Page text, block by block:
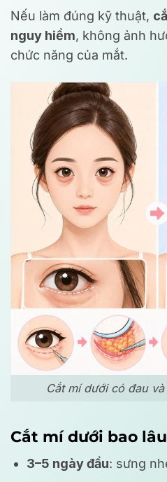
Nếu làm đúng kỹ thuật,
nguy hiểm, không ảnh
chức năng của mắt.
Cắt mí dưới có đau
Cắt mí dưới bao
3–5 ngày đầu: sưng